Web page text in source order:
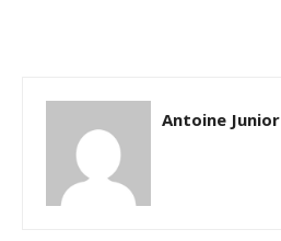
Antoine Junior